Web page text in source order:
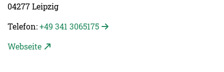
04277 Leipzig
Telefon:+49 341 3065175
Webseite